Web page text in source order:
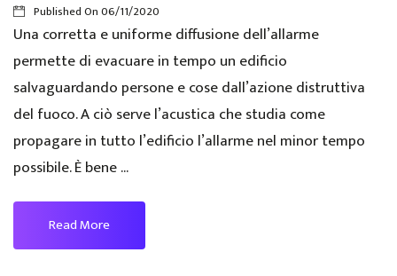
Published On06/11/2020
Una corretta e uniforme diffusione dell’allarme
permette di evacuare in tempo un edificio
salvaguardando persone e cose dall’azione distruttiva
del fuoco. A ciò serve l’acustica che studia come
propagare in tutto l’edificio l’allarme nel minor tempo
possibile. È bene ...
Read More